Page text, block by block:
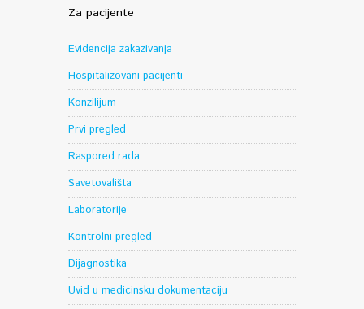
Za pacijente
Evidencija zakazivanja
Hospitalizovani pacijenti
Konzilijum
Prvi pregled
Raspored rada
Savetovališta
Laboratorije
Kontrolni pregled
Dijagnostika
Uvid u medicinsku dokumentaciju